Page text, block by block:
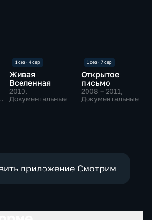
Живая
Вселенная
2010,
Документальные
Открытое
письмо
2008 – 2011,
Документальные
приложение Смотрим